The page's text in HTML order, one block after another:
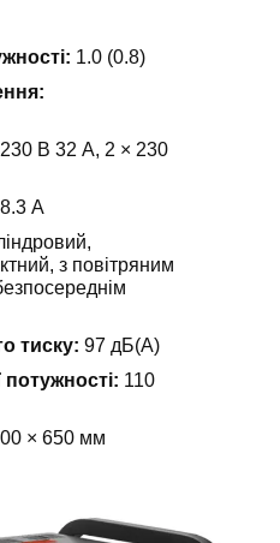
1.0 (0.8)
В 32 А, 2 × 230
А
з повітряним
тиску: 97 дБ(А)
потужності: 110
× 650 мм